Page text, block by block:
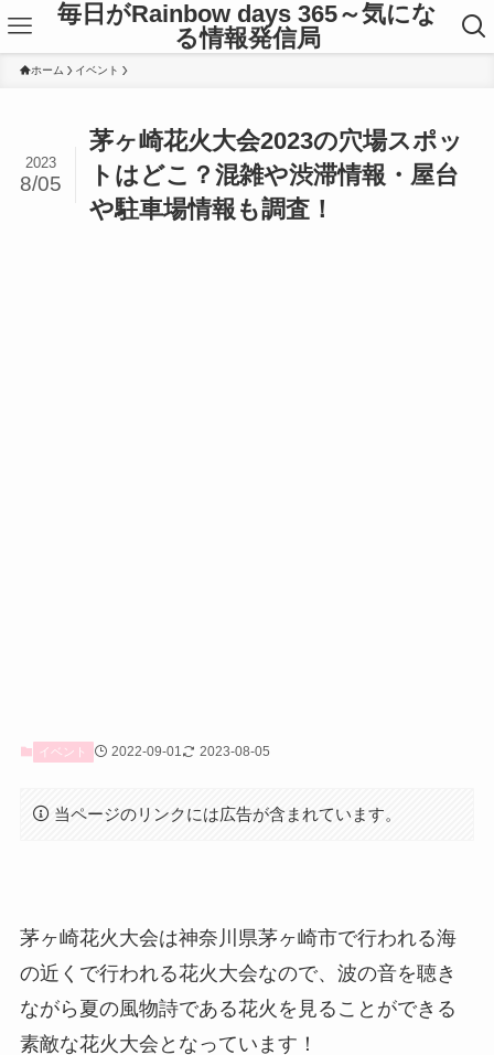
毎日がRainbow days 365～気にな
る情報発信局
ホーム イベント
茅ヶ崎花火大会2023の穴場スポッ
トはどこ？混雑や渋滞情報・屋台
や駐車場情報も調査！
2023
8/05
イベント 2022-09-01 2023-08-05
当ページのリンクには広告が含まれています。
茅ヶ崎花火大会は神奈川県茅ヶ崎市で行われる海
の近くで行われる花火大会なので、波の音を聴き
ながら夏の風物詩である花火を見ることができる
素敵な花火大会となっています！